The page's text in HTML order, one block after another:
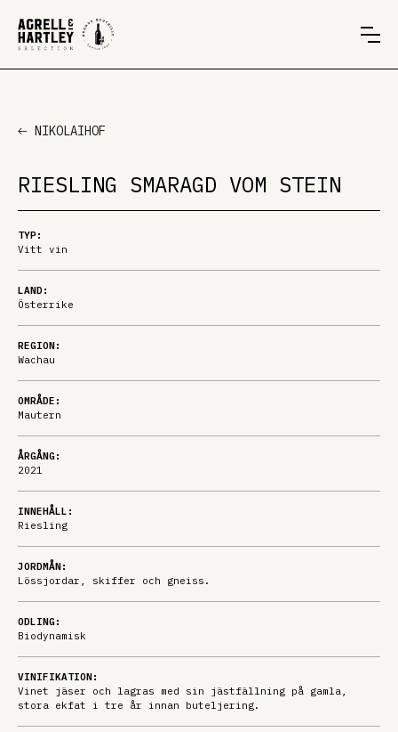
NIKOLAIHOF
RIESLING SMARAGD VOM STEIN
TYP:
Vitt vin
LAND:
Österrike
REGION:
Wachau
OMRÅDE:
Mautern
ÅRGÅNG:
2021
INNEHÅLL:
Riesling
JORDMÅN:
Lössjordar, skiffer och gneiss.
ODLING:
Biodynamisk
VINIFIKATION:
Vinet jäser och lagras med sin jästfällning på gamla,
stora ekfat i tre år innan buteljering.